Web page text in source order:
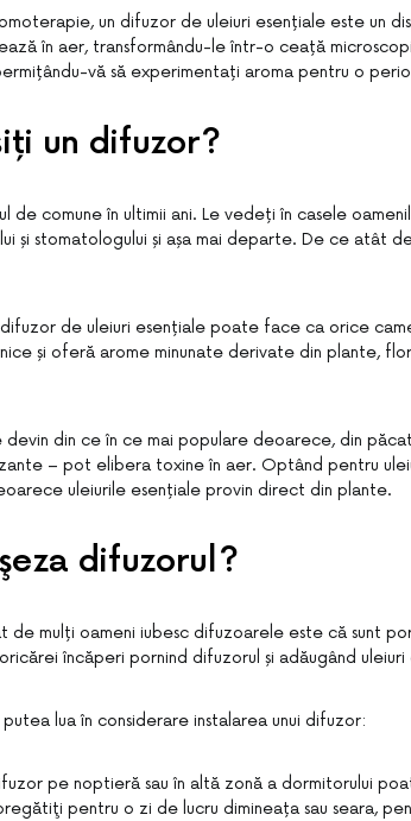
un difuzor de uleiuri esențiale este un
în aer, transformându-le într-o ceață
vă să experimentați aroma pentru o
un difuzor?
de comune în ultimii ani. Le vedeți în casele
și stomatologului și așa mai departe. De ce atât
de uleiuri esențiale poate face ca orice
și oferă arome minunate derivate din plante,
devin din ce în ce mai populare deoarece, din
– pot elibera toxine în aer. Optând pentru
uleiurile esențiale provin direct din plante.
difuzorul?
de mulți oameni iubesc difuzoarele este că sunt
încăperi pornind difuzorul și adăugând uleiuri
lua în considerare instalarea unui difuzor:
pe noptieră sau în altă zonă a dormitorului
pentru o zi de lucru dimineața sau seara,